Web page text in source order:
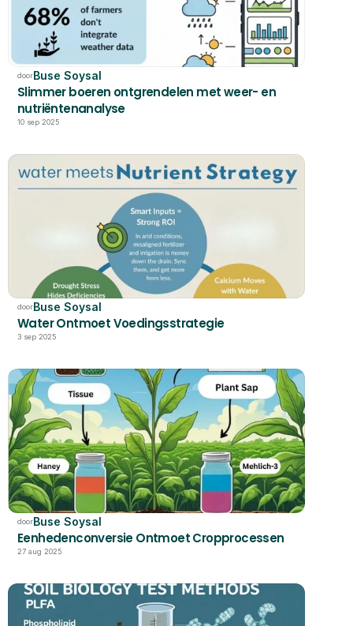
doorBuse Soysal
Slimmer boeren ontgrendelen met weer- en
nutriëntenanalyse
10 sep 2025
doorBuse Soysal
Water Ontmoet Voedingsstrategie
3 sep 2025
doorBuse Soysal
Eenhedenconversie Ontmoet Cropprocessen
27 aug 2025